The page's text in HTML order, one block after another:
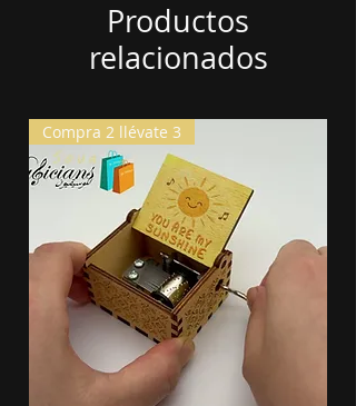
Productos
relacionados
Compra 2 llévate 3